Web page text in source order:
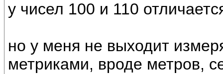
у чисел 100 и 110
но у меня не выходит
метриками, вроде метров,